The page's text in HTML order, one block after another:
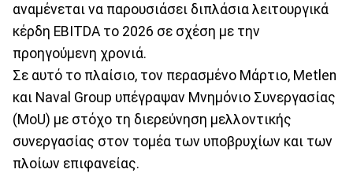
αναμένεται να παρουσιάσει διπλάσια λειτουργικά
κέρδη EBITDA το 2026 σε σχέση με την
προηγούμενη χρονιά.
Σε αυτό το πλαίσιο, τον περασμένο Μάρτιο, Metlen
και Naval Group υπέγραψαν Μνημόνιο Συνεργασίας
(MoU) με στόχο τη διερεύνηση μελλοντικής
συνεργασίας στον τομέα των υποβρυχίων και των
πλοίων επιφανείας.